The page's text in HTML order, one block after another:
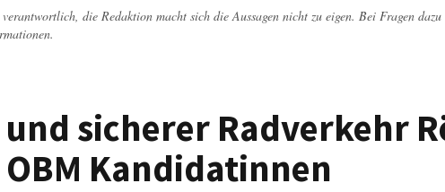
die Redaktion macht sich die Aussagen nicht zu eigen. Bei Fragen dazu
sicherer Radverkehr
Kandidatinnen